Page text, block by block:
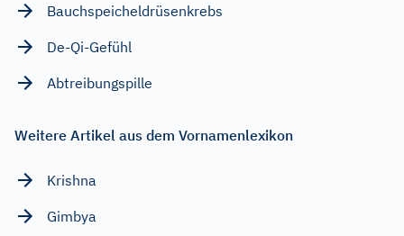
Bauchspeicheldrüsenkrebs
De-Qi-Gefühl
Abtreibungspille
Weitere Artikel aus dem Vornamenlexikon
Krishna
Gimbya